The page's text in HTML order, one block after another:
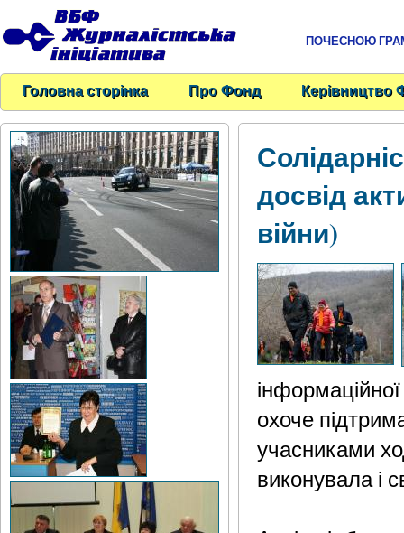
ПОЧЕСНОЮ
Головна сторінка Про Фонд Керівництво
досвід
війни)
охоче
учасниками
виконувала і